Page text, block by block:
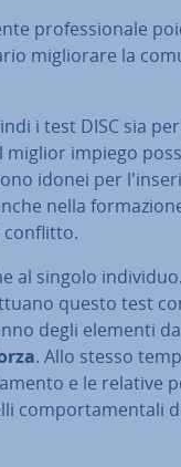
pro­fes­sio­na­le
mi­glio­ra­re la
i test DISC sia
miglior impiego
idonei per
nella
conflitto.
al singolo
questo test
degli elementi
. Allo stesso
e le relative
com­por­ta­men­ta­li